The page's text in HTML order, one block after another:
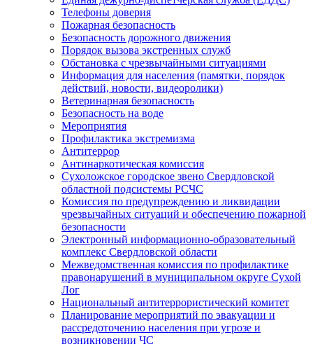
Телефоны доверия
Пожарная безопасность
Безопасность дорожного движения
Порядок вызова экстренных служб
Обстановка с чрезвычайными ситуациями
Информация для населения (памятки, порядок
действий, новости, видеоролики)
Ветеринарная безопасность
Безопасность на воде
Мероприятия
Профилактика экстремизма
Антитеррор
Антинаркотическая комиссия
Сухоложское городское звено Свердловской
областной подсистемы РСЧС
Комиссия по предупреждению и ликвидации
чрезвычайных ситуаций и обеспечению пожарной
безопасности
Электронный информационно-образовательный
комплекс Cвердловской области
Межведомственная комиссия по профилактике
правонарушений в муниципальном округе Сухой
Лог
Национальный антитеррористический комитет
Планирование мероприятий по эвакуации и
рассредоточению населения при угрозе и
возникновении ЧС